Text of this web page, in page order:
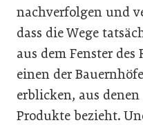
nachverfolgen und
dass die Wege
aus dem Fenster
einen der
erblicken, aus denen
Produkte bezieht.